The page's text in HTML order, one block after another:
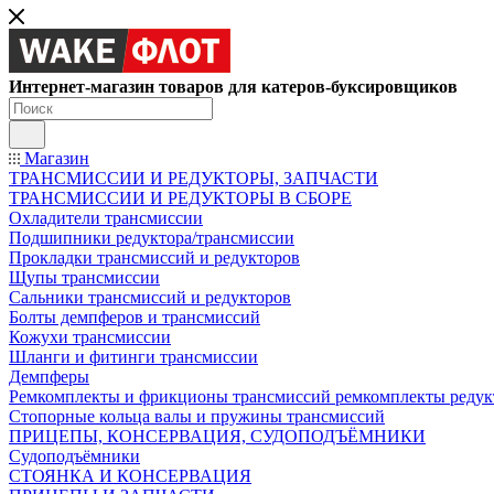
Интернет-магазин товаров для катеров-буксировщиков
Магазин
ТРАНСМИССИИ И РЕДУКТОРЫ, ЗАПЧАСТИ
ТРАНСМИССИИ И РЕДУКТОРЫ В СБОРЕ
Охладители трансмиссии
Подшипники редуктора/трансмиссии
Прокладки трансмиссий и редукторов
Щупы трансмиссии
Сальники трансмиссий и редукторов
Болты демпферов и трансмиссий
Кожухи трансмиссии
Шланги и фитинги трансмиссии
Демпферы
Ремкомплекты и фрикционы трансмиссий ремкомплекты
Стопорные кольца валы и пружины трансмиссий
ПРИЦЕПЫ, КОНСЕРВАЦИЯ, СУДОПОДЪЁМНИКИ
Судоподъёмники
СТОЯНКА И КОНСЕРВАЦИЯ